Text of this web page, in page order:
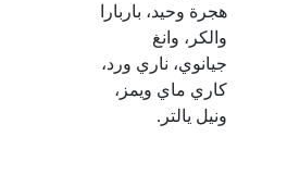
هجرة وحيد، باربارا
والكر، وانغ
جيانوي، ناري ورد،
كاري ماي ويمز،
ونيل يالتر.